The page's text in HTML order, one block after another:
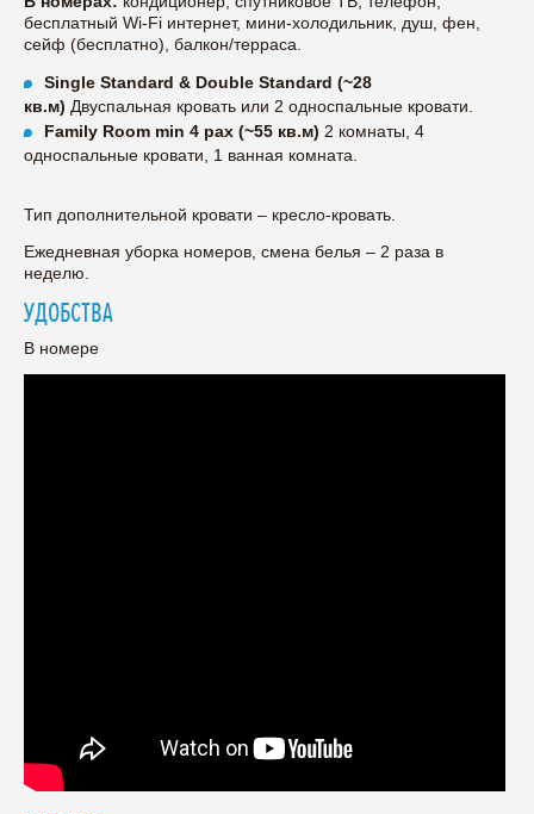
бесплатный Wi-Fi интернет, мини-холодильник, душ, фен,
сейф (бесплатно), балкон/терраса.
Single Standard & Double Standard (~28
кв.м) Двуспальная кровать или 2 односпальные кровати.
Family Room min 4 pax (~55 кв.м) 2 комнаты, 4
односпальные кровати, 1 ванная комната.
Тип дополнительной кровати – кресло-кровать.
Ежедневная уборка номеров, смена белья – 2 раза в
неделю.
УДОБСТВА
В номере